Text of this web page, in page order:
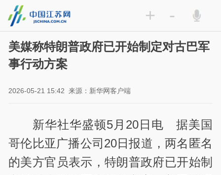
+ -
美媒称特朗普政府已开始制定对古巴军
事行动方案
2026-05-21 15:42 来源：新华网客户端
新华社华盛顿5月20日电 据美国
哥伦比亚广播公司20日报道，两名匿名
的美方官员表示，特朗普政府已开始制